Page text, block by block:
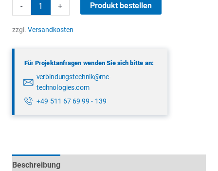
-
485-
50
+ Produkt bestellen
zzgl. Versandkosten
Für Projektanfragen wenden Sie sich bitte an:
verbindungstechnik@mc-
technologies.com
+49 511 67 69 99 - 139
Beschreibung